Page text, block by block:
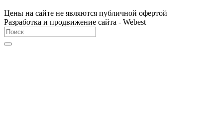
Цены на сайте не являются публичной офертой
Разработка и продвижение сайта - Webest